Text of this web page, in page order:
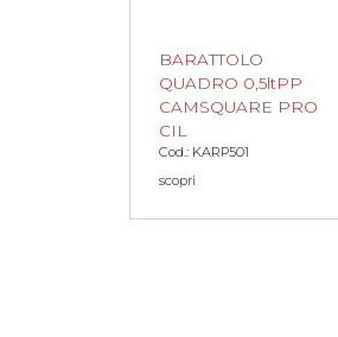
BARATTOLO
QUADRO 0,5ltPP
CAMSQUARE PRO
CIL
Cod.: KARP501
scopri